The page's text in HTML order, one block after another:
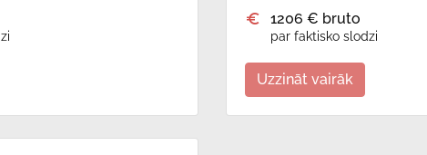
1206 € bruto
par faktisko slodzi
Uzzināt vairāk